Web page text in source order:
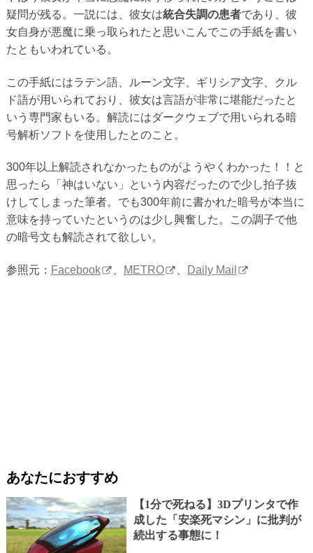
疑問が残る。一説には、彼女は統合失調の患者であり、彼
女自身が悪魔に乗っ取られたと思いこんでこの手紙を書い
たともいわれている。
この手紙にはラテン語、ルーン文字、ギリシア文字、クル
ド語が用いられており、彼女は言語が非常に堪能だったと
いう専門家もいる。解読にはダークウェブで用いられる暗
号解析ソフトを使用したとのこと。
300年以上解読されなかったものがようやくわかった！！と
思ったら「神はいない」という内容だったので少し拍子抜
けしてしまった筆者。でも300年前に書かれた暗号が本当に
意味を持っていたというのは少し興奮した。この調子で他
の暗号文も解読されて欲しい。
参照元： Facebook METRO Daily Mail
あなたにおすすめ
【1分で死ねる】3Dプリンタで作
成した「安楽死マシン」に批判が
続出する事態に！